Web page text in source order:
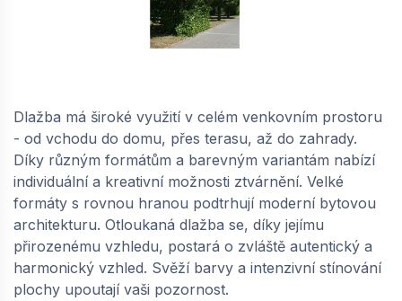
64861354
dodání do cca 6 týdnů
498, 22 Kč / m2
− +
Dlažba má široké využití v celém venkovním prostoru
- od vchodu do domu, přes terasu, až do zahrady.
Díky různým formátům a barevným variantám nabízí
individuální a kreativní možnosti ztvárnění. Velké
formáty s rovnou hranou podtrhují moderní bytovou
architekturu. Otloukaná dlažba se, díky jejímu
přirozenému vzhledu, postará o zvláště autentický a
harmonický vzhled. Svěží barvy a intenzivní stínování
plochy upoutají vaši pozornost.